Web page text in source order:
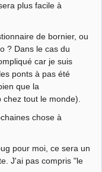
plus facile à
de bornier, ou
? Dans le cas du
car je suis
ponts à pas été
que la
tout le monde).
chose à
pour moi, ce sera un
J'ai pas compris "le